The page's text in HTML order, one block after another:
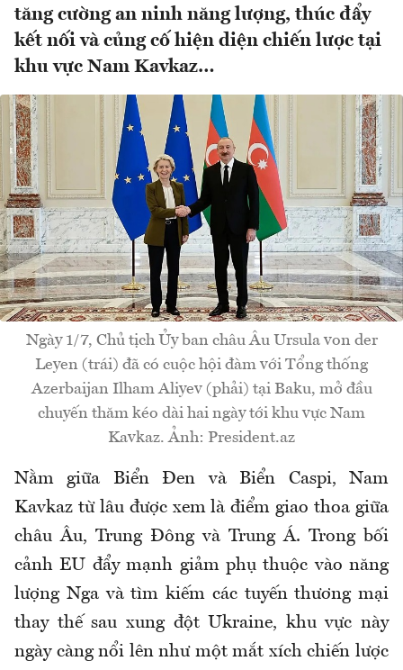
tăng cường an ninh năng lượng, thúc đẩy
kết nối và củng cố hiện diện chiến lược tại
khu vực Nam Kavkaz…
Ngày 1/7, Chủ tịch Ủy ban châu Âu Ursula von der
Leyen (trái) đã có cuộc hội đàm với Tổng thống
Azerbaijan Ilham Aliyev (phải) tại Baku, mở đầu
chuyến thăm kéo dài hai ngày tới khu vực Nam
Kavkaz. Ảnh: President.az
Nằm giữa Biển Đen và Biển Caspi, Nam
Kavkaz từ lâu được xem là điểm giao thoa giữa
châu Âu, Trung Đông và Trung Á. Trong bối
cảnh EU đẩy mạnh giảm phụ thuộc vào năng
lượng Nga và tìm kiếm các tuyến thương mại
thay thế sau xung đột Ukraine, khu vực này
ngày càng nổi lên như một mắt xích chiến lược